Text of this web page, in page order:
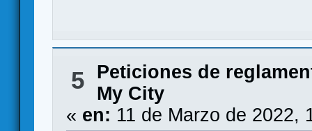
5
Peticiones de
My City
« en: 11 de Marzo de 2022,